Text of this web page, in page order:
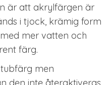
är att akrylfärgen är
i tjock, krämig form
mer vatten och
färg.
men